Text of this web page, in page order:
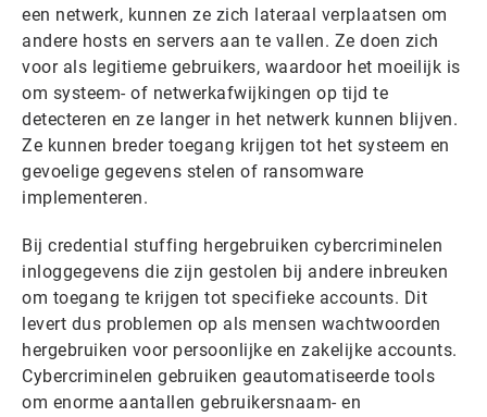
een netwerk, kunnen ze zich lateraal verplaatsen om
andere hosts en servers aan te vallen. Ze doen zich
voor als legitieme gebruikers, waardoor het moeilijk is
om systeem- of netwerkafwijkingen op tijd te
detecteren en ze langer in het netwerk kunnen blijven.
Ze kunnen breder toegang krijgen tot het systeem en
gevoelige gegevens stelen of ransomware
implementeren.
Bij credential stuffing hergebruiken cybercriminelen
inloggegevens die zijn gestolen bij andere inbreuken
om toegang te krijgen tot specifieke accounts. Dit
levert dus problemen op als mensen wachtwoorden
hergebruiken voor persoonlijke en zakelijke accounts.
Cybercriminelen gebruiken geautomatiseerde tools
om enorme aantallen gebruikersnaam- en